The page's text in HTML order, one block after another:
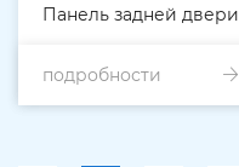
Панель задней двери
подробности